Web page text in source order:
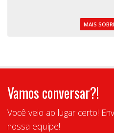
MAIS
Vamos conversar?!
Você veio ao lugar certo!
nossa equipe!